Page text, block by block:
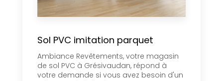
Sol PVC imitation parquet
Ambiance Revêtements, votre magasin
de sol PVC à Grésivaudan, répond à
votre demande si vous avez besoin d'un